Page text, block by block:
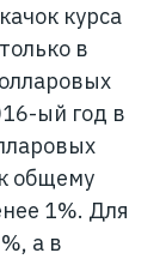
курса
в
ый год в
общему
1%. Для
а в